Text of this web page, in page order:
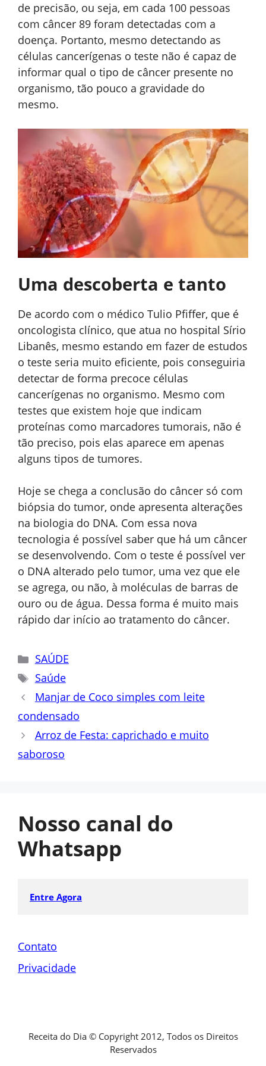
de precisão, ou seja, em cada 100 pessoas
com câncer 89 foram detectadas com a
doença. Portanto, mesmo detectando as
células cancerígenas o teste não é capaz de
informar qual o tipo de câncer presente no
organismo, tão pouco a gravidade do
mesmo.
Uma descoberta e tanto
De acordo com o médico Tulio Pfiffer, que é
oncologista clínico, que atua no hospital Sírio
Libanês, mesmo estando em fazer de estudos
o teste seria muito eficiente, pois conseguiria
detectar de forma precoce células
cancerígenas no organismo. Mesmo com
testes que existem hoje que indicam
proteínas como marcadores tumorais, não é
tão preciso, pois elas aparece em apenas
alguns tipos de tumores.
Hoje se chega a conclusão do câncer só com
biópsia do tumor, onde apresenta alterações
na biologia do DNA. Com essa nova
tecnologia é possível saber que há um câncer
se desenvolvendo. Com o teste é possível ver
o DNA alterado pelo tumor, uma vez que ele
se agrega, ou não, à moléculas de barras de
ouro ou de água. Dessa forma é muito mais
rápido dar início ao tratamento do câncer.
Categorias
SAÚDE
Tags
Saúde
Manjar de Coco simples com leite
condensado
Arroz de Festa: caprichado e muito
saboroso
Nosso canal do
Whatsapp
Entre Agora
Contato
Privacidade
Receita do Dia © Copyright 2012, Todos os Direitos
Reservados